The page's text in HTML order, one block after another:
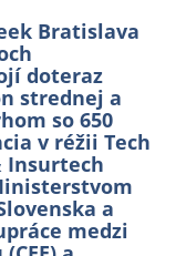
Bratislava
doteraz
strednej a
so 650
v réžii Tech
Insurtech
a
medzi